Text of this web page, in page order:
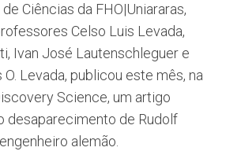
Ciências da FHO|Uniararas,
Celso Luis Levada,
Ivan José Lautenschleguer e
Levada, publicou este mês, na
Science, um artigo
desaparecimento de Rudolf
alemão.